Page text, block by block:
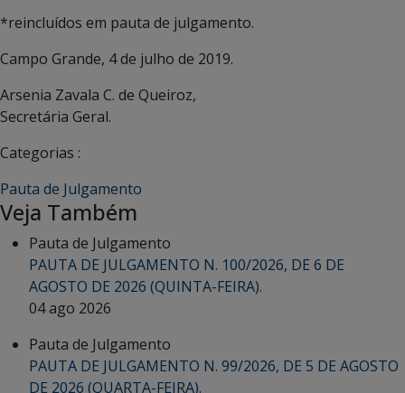
*reincluídos em pauta de julgamento.
Campo Grande, 4 de julho de 2019.
Arsenia Zavala C. de Queiroz,
Secretária Geral.
Categorias :
Pauta de Julgamento
Veja Também
Pauta de Julgamento
PAUTA DE JULGAMENTO N. 100/2026, DE 6 DE
AGOSTO DE 2026 (QUINTA-FEIRA).
04 ago 2026
Pauta de Julgamento
PAUTA DE JULGAMENTO N. 99/2026, DE 5 DE AGOSTO
DE 2026 (QUARTA-FEIRA).